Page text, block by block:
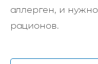
аллерген, и нужно
рационов.